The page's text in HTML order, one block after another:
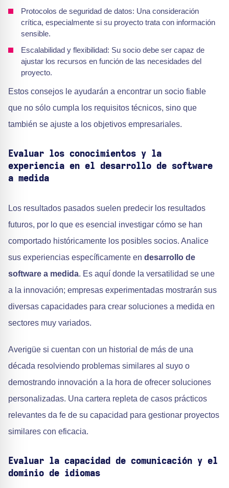
Protocolos de seguridad de datos: Una consideración
crítica, especialmente si su proyecto trata con información
sensible.
Escalabilidad y flexibilidad: Su socio debe ser capaz de
ajustar los recursos en función de las necesidades del
proyecto.
Estos consejos le ayudarán a encontrar un socio fiable
que no sólo cumpla los requisitos técnicos, sino que
también se ajuste a los objetivos empresariales.
Evaluar los conocimientos y la
experiencia en el desarrollo de software
a medida
Los resultados pasados suelen predecir los resultados
futuros, por lo que es esencial investigar cómo se han
comportado históricamente los posibles socios. Analice
sus experiencias específicamente en desarrollo de
software a medida. Es aquí donde la versatilidad se une
a la innovación; empresas experimentadas mostrarán sus
diversas capacidades para crear soluciones a medida en
sectores muy variados.
Averigüe si cuentan con un historial de más de una
década resolviendo problemas similares al suyo o
demostrando innovación a la hora de ofrecer soluciones
personalizadas. Una cartera repleta de casos prácticos
relevantes da fe de su capacidad para gestionar proyectos
similares con eficacia.
Evaluar la capacidad de comunicación y el
dominio de idiomas